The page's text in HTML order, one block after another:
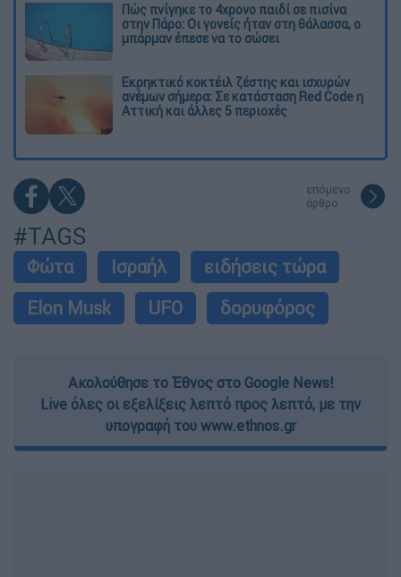
Πώς πνίγηκε το 4χρονο παιδί σε πισίνα
στην Πάρο: Οι γονείς ήταν στη θάλασσα, ο
μπάρμαν έπεσε να το σώσει
Εκρηκτικό κοκτέιλ ζέστης και ισχυρών
ανέμων σήμερα: Σε κατάσταση Red Code η
Αττική και άλλες 5 περιοχές
επόμενο
άρθρο
#TAGS
Φώτα Ισραήλ
ειδήσεις τώρα
Elon Musk
UFO δορυφόρος
Ακολούθησε το Έθνος στο Google News!
Live όλες οι εξελίξεις λεπτό προς λεπτό, με την
υπογραφή του www.ethnos.gr